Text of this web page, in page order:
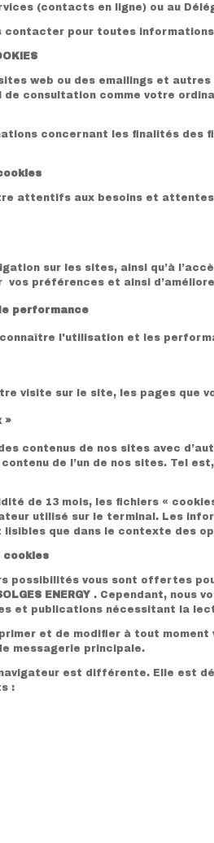
(contacts en ligne) ou au
contacter pour toutes
web ou des emailings et
de consultation comme votre
concernant les finalités des
attentifs aux besoins et
sur les sites, ainsi qu’à
vos préférences et ainsi
performance
l'utilisation et les
visite sur le site, les pages que
»
contenus de nos sites avec
de l’un de nos sites. Tel
de 13 mois, les fichiers «
utilisé sur le terminal. Les
lisibles que dans le contexte des
cookies
possibilités vous sont offertes
ENERGY . Cependant, nous
et publications nécessitant la
et de modifier à tout
messagerie principale.
est différente. Elle est
: